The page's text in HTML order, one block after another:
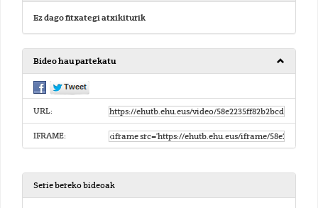
Ez dago fitxategi atxikiturik
Bideo hau partekatu
URL:
IFRAME:
Serie bereko bideoak